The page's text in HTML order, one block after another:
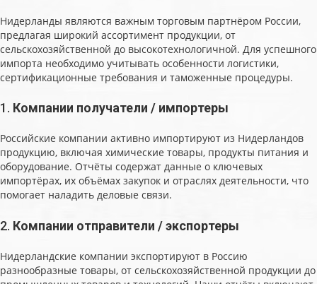
Нидерланды являются важным торговым партнёром России,
предлагая широкий ассортимент продукции, от
сельскохозяйственной до высокотехнологичной. Для успешного
импорта необходимо учитывать особенности логистики,
сертификационные требования и таможенные процедуры.
1. Компании получатели / импортеры
Российские компании активно импортируют из Нидерландов
продукцию, включая химические товары, продукты питания и
оборудование. Отчёты содержат данные о ключевых
импортёрах, их объёмах закупок и отраслях деятельности, что
помогает наладить деловые связи.
2. Компании отправители / экспортеры
Нидерландские компании экспортируют в Россию
разнообразные товары, от сельскохозяйственной продукции до